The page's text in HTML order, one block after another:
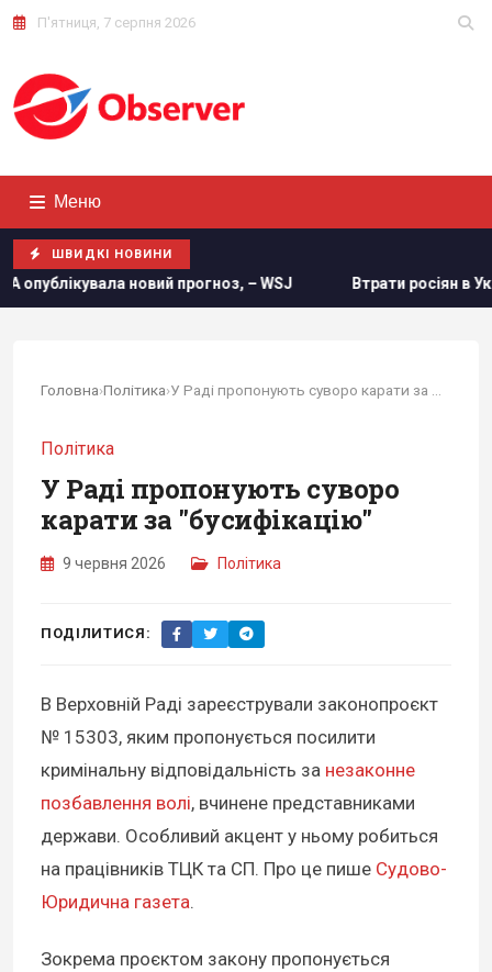
П'ятниця, 7 серпня 2026
Меню
ШВИДКІ НОВИНИ
прогноз, – WSJ Втрати росіян в Україні сягнули
Головна›Політика›
Політика
У Раді пропонують суворо
карати за "бусифікацію"
9 червня 2026 Політика
ПОДІЛИТИСЯ:
В Верховній Раді зареєстрували законопроєкт
№ 15303, яким пропонується посилити
кримінальну відповідальність за незаконне
позбавлення волі, вчинене представниками
держави. Особливий акцент у ньому робиться
на працівників ТЦК та СП. Про це пише Судово-
Юридична газета.
Зокрема проєктом закону пропонується